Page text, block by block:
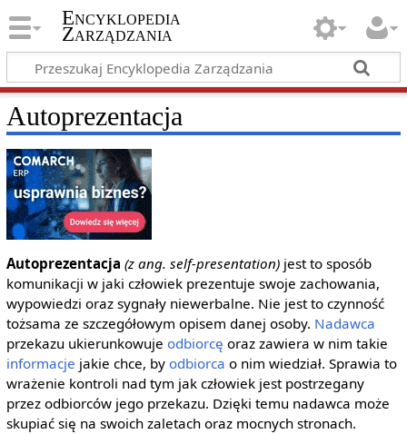
Encyklopedia
Zarządzania
Autoprezentacja
Autoprezentacja (z ang. self-presentation)jest to sposób
komunikacji w jaki człowiek prezentuje swoje zachowania,
wypowiedzi oraz sygnały niewerbalne. Nie jest to czynność
tożsama ze szczegółowym opisem danej osoby. Nadawca
przekazu ukierunkowuje odbiorcę oraz zawiera w nim takie
informacje jakie chce, by odbiorca o nim wiedział. Sprawia to
wrażenie kontroli nad tym jak człowiek jest postrzegany
przez odbiorców jego przekazu. Dzięki temu nadawca może
skupiać się na swoich zaletach oraz mocnych stronach.